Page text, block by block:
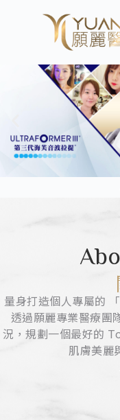
量身打造個人專屬的
透過願麗專業醫療團
況，規劃一個最好的
肌膚美麗